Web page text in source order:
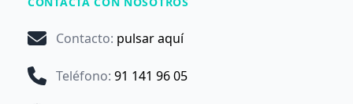
Contacto: pulsar aquí
Teléfono: 91 141 96 05